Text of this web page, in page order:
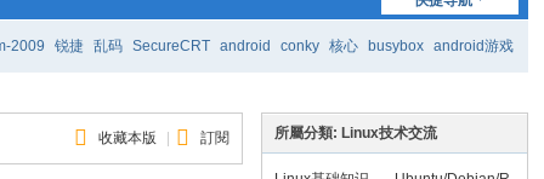
2009 锐捷 乱码 SecureCRT android conky 核心 busybox android游戏
收藏本版 訂閱 所屬分類: Linux技术交流